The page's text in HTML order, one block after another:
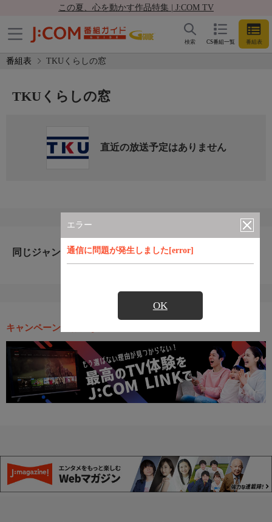
この夏、心を動かす作品特集 | J:COM TV
CS番組一覧 番組表
検索
番組表 TKUくらしの窓
エラー
通信に問題が発生しました[error]
OK
TKUくらしの窓
直近の放送予定はありません
同じジャンルのおすすめ番組
キャンペーン・お得な情報